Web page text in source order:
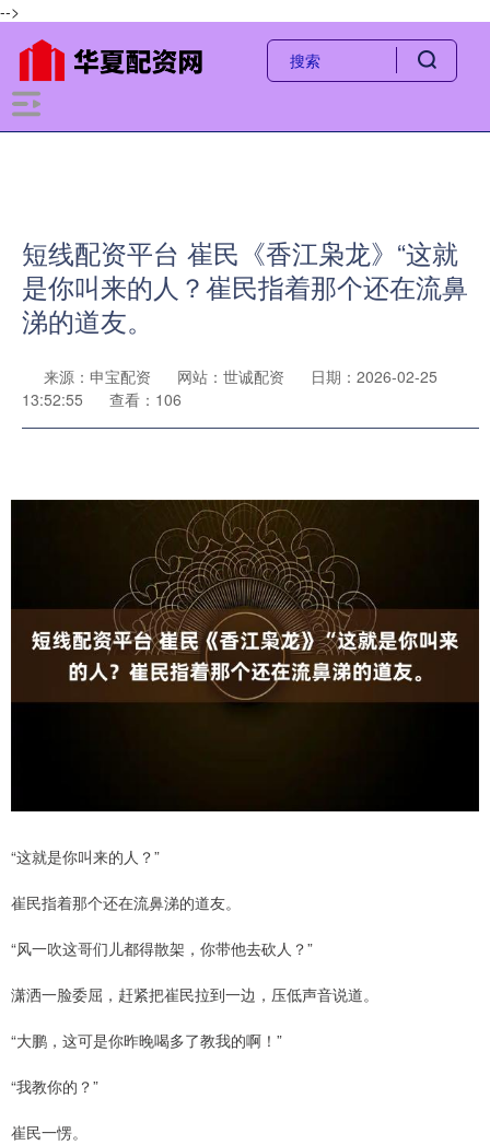
-->
短线配资平台 崔民《香江枭龙》“这就
是你叫来的人？崔民指着那个还在流鼻
涕的道友。
来源：申宝配资 网站：世诚配资
日期：2026-02-25
13:52:55
查看：106
“这就是你叫来的人？”
崔民指着那个还在流鼻涕的道友。
“风一吹这哥们儿都得散架，你带他去砍人？”
潇洒一脸委屈，赶紧把崔民拉到一边，压低声音说道。
“大鹏，这可是你昨晚喝多了教我的啊！”
“我教你的？”
崔民一愣。